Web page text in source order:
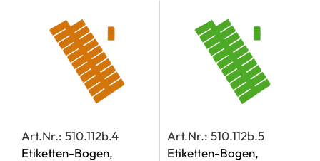
Art.Nr.: 510.112b.4
Etiketten-Bogen,
Art.Nr.: 510.112b.5
Etiketten-Bogen,